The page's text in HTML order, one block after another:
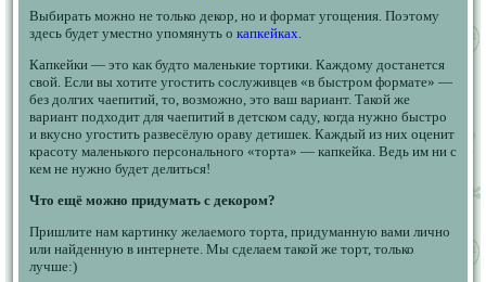
Выбирать можно не только декор, но и формат угощения. Поэтому
здесь будет уместно упомянуть о капкейках.
Капкейки — это как будто маленькие тортики. Каждому достанется
свой. Если вы хотите угостить сослуживцев «в быстром формате» —
без долгих чаепитий, то, возможно, это ваш вариант. Такой же
вариант подходит для чаепитий в детском саду, когда нужно быстро
и вкусно угостить развесёлую ораву детишек. Каждый из них оценит
красоту маленького персонального «торта» — капкейка. Ведь им ни с
кем не нужно будет делиться!
Что ещё можно придумать с декором?
Пришлите нам картинку желаемого торта, придуманную вами лично
или найденную в интернете. Мы сделаем такой же торт, только
лучше:)